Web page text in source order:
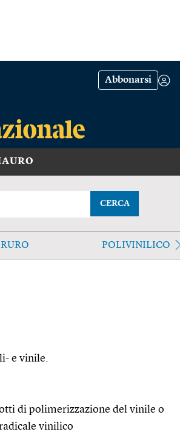
Abbonarsi
CERCA
POLIVINILICO
e vinile.
di polimerizzazione del vinile o
vinilico